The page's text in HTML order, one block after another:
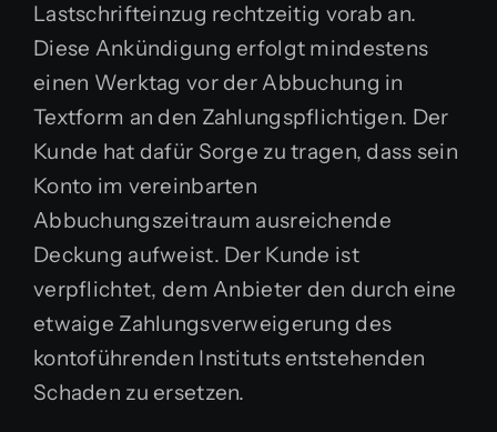
Lastschrifteinzug rechtzeitig vorab an.
Diese Ankündigung erfolgt mindestens
einen Werktag vor der Abbuchung in
Textform an den Zahlungspflichtigen. Der
Kunde hat dafür Sorge zu tragen, dass sein
Konto im vereinbarten
Abbuchungszeitraum ausreichende
Deckung aufweist. Der Kunde ist
verpflichtet, dem Anbieter den durch eine
etwaige Zahlungsverweigerung des
kontoführenden Instituts entstehenden
Schaden zu ersetzen.